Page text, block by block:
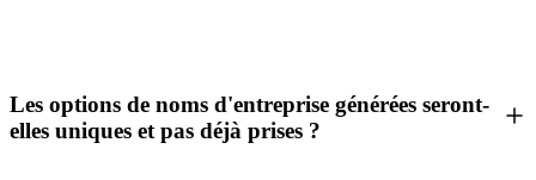
Les options de noms d'entreprise générées seront-
elles uniques et pas déjà prises ?